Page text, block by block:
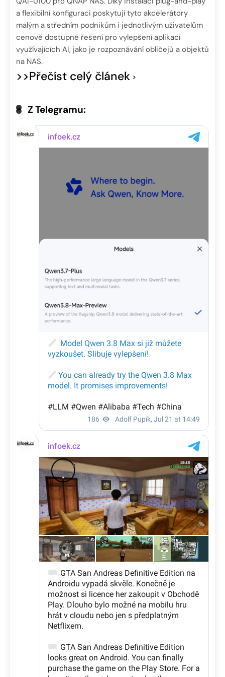
a flexibilní konfiguraci poskytují tyto akcelerátory
malým a středním podnikům i jednotlivým uživatelům
cenově dostupné řešení pro vylepšení aplikací
využívajících AI, jako je rozpoznávání obličejů a objektů
na NAS.
>>Přečíst celý článek
Z Telegramu: